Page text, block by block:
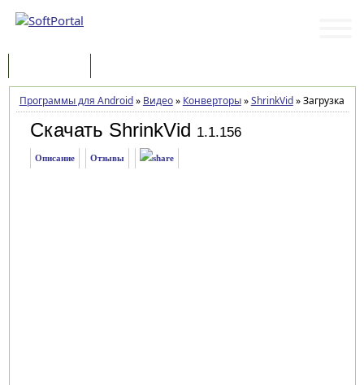
Программы для Android» Видео» Конверторы»ShrinkVid»Загрузка
Скачать ShrinkVid 1.1.156
Описание Отзывы